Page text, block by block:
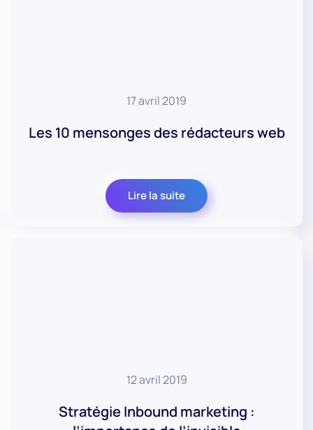
17 avril 2019
Les 10 mensonges des rédacteurs web
Lire la suite
12 avril 2019
Stratégie Inbound marketing :